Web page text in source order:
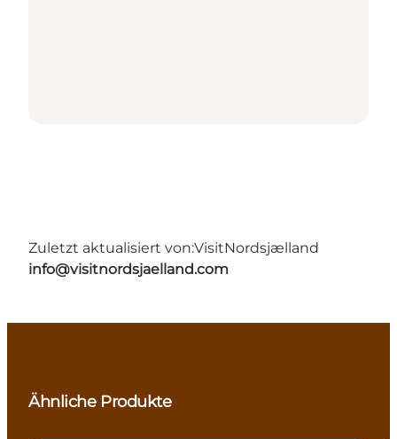
Zuletzt aktualisiert von:VisitNordsjælland
info@visitnordsjaelland.com
Ähnliche Produkte